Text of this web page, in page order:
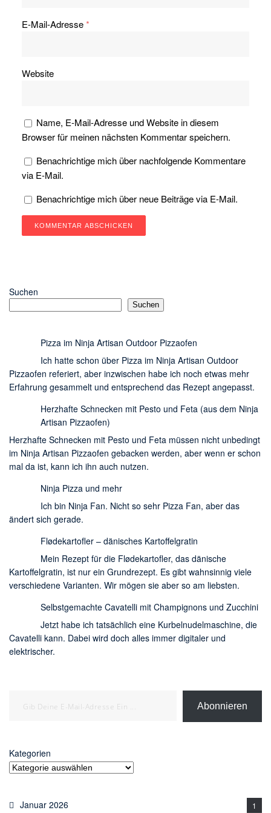
E-Mail-Adresse*
Website
Name, E-Mail-Adresse und Website in diesem
Browser für meinen nächsten Kommentar speichern.
Benachrichtige mich über nachfolgende Kommentare
via E-Mail.
Benachrichtige mich über neue Beiträge via E-Mail.
Suchen
Suchen
Pizza im Ninja Artisan Outdoor Pizzaofen
Ich hatte schon über Pizza im Ninja Artisan Outdoor
Pizzaofen referiert, aber inzwischen habe ich noch etwas mehr
Erfahrung gesammelt und entsprechend das Rezept angepasst.
Herzhafte Schnecken mit Pesto und Feta (aus dem Ninja
Artisan Pizzaofen)
Herzhafte Schnecken mit Pesto und Feta müssen nicht unbedingt
im Ninja Artisan Pizzaofen gebacken werden, aber wenn er schon
mal da ist, kann ich ihn auch nutzen.
Ninja Pizza und mehr
Ich bin Ninja Fan. Nicht so sehr Pizza Fan, aber das
ändert sich gerade.
Flødekartofler – dänisches Kartoffelgratin
Mein Rezept für die Flødekartofler, das dänische
Kartoffelgratin, ist nur ein Grundrezept. Es gibt wahnsinnig viele
verschiedene Varianten. Wir mögen sie aber so am liebsten.
Selbstgemachte Cavatelli mit Champignons und Zucchini
Jetzt habe ich tatsächlich eine Kurbelnudelmaschine, die
Cavatelli kann. Dabei wird doch alles immer digitaler und
elektrischer.
Abonnieren
Kategorien
Januar 2026 1